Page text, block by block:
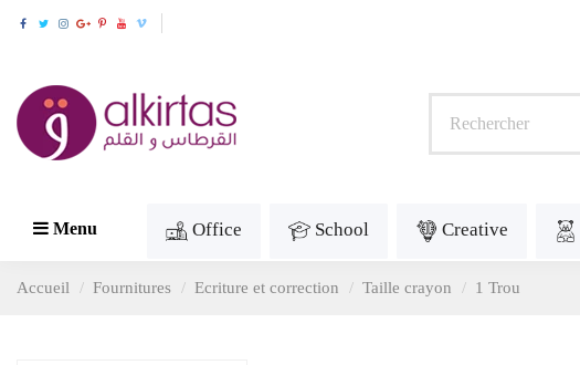
Menu Office School Creative
Accueil Fournitures Ecriture et correction Taille crayon 1 Trou